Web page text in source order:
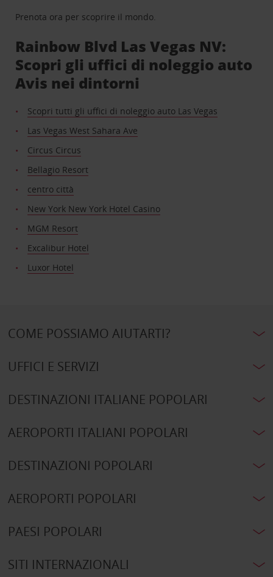
Prenota ora per scoprire il mondo.
Rainbow Blvd Las Vegas NV:
Scopri gli uffici di noleggio auto
Avis nei dintorni
Scopri tutti gli uffici di noleggio auto Las Vegas
Las Vegas West Sahara Ave
Circus Circus
Bellagio Resort
centro città
New York New York Hotel Casino
MGM Resort
Excalibur Hotel
Luxor Hotel
COME POSSIAMO AIUTARTI?
UFFICI E SERVIZI
DESTINAZIONI ITALIANE POPOLARI
AEROPORTI ITALIANI POPOLARI
DESTINAZIONI POPOLARI
AEROPORTI POPOLARI
PAESI POPOLARI
SITI INTERNAZIONALI